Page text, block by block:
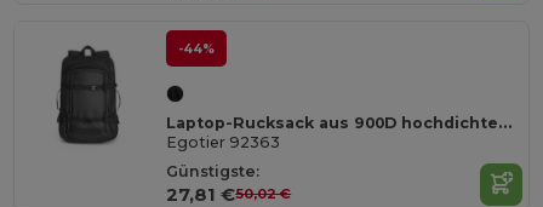
-44%
Laptop-Rucksack aus 900D hochdichtem recyceltem Polyester mit wasserdichter Beschichtung und 210D Futter aus recyceltem Polyester 17'3"
Egotier 92363
Günstigste:
27,81 €50,02 €